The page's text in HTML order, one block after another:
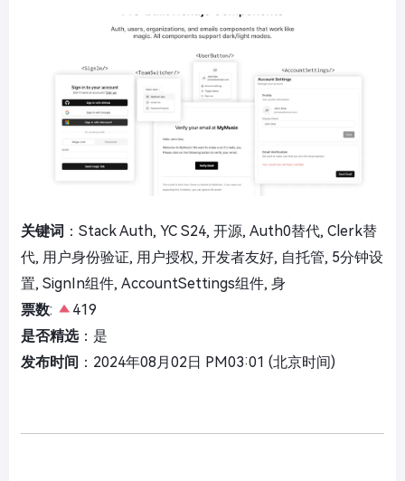
关键词 ：Stack Auth, YC S24, 开源, Auth0替代, Clerk替
代, 用户身份验证, 用户授权, 开发者友好, 自托管, 5分钟设
置, SignIn组件, AccountSettings组件, 身
票数:
419
是否精选：是
发布时间 ：2024年08月02日 PM03:01 (北京时间)